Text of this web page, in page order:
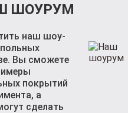
ШОУРУМ
наш шоу-
Вы сможете
покрытий
а
сделать